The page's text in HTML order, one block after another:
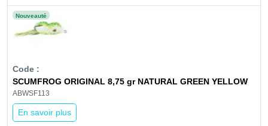
Nouveauté
SCUMFROG ORIGINAL 8,75 gr NATURAL GREEN YELLOW
ABWSF113
En savoir plus